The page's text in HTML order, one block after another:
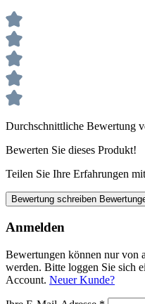
Durchschnittliche Bewertung
Bewerten Sie dieses Produkt!
Teilen Sie Ihre Erfahrungen
Bewertung schreiben
Anmelden
Bewertungen können nur von
werden. Bitte loggen Sie sich
Account. Neuer Kunde?